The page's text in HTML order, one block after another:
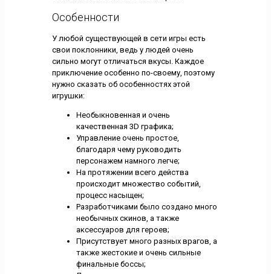
Особенности
У любой существующей в сети игры есть
свои поклонники, ведь у людей очень
сильно могут отличаться вкусы. Каждое
приключение особенно по-своему, поэтому
нужно сказать об особенностях этой
игрушки:
Необыкновенная и очень
качественная 3D графика;
Управление очень простое,
благодаря чему руководить
персонажем намного легче;
На протяжении всего действа
происходит множество событий,
процесс насыщен;
Разработчиками было создано много
необычных скинов, а также
аксессуаров для героев;
Присутствует много разных врагов, а
также жестокие и очень сильные
финальные боссы;